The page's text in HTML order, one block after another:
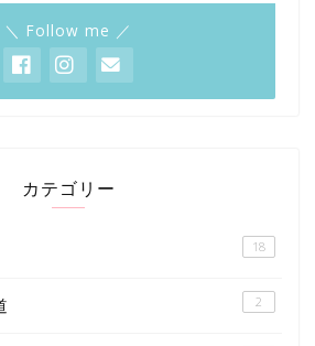
＼ Follow me ／
カテゴリー
18
2